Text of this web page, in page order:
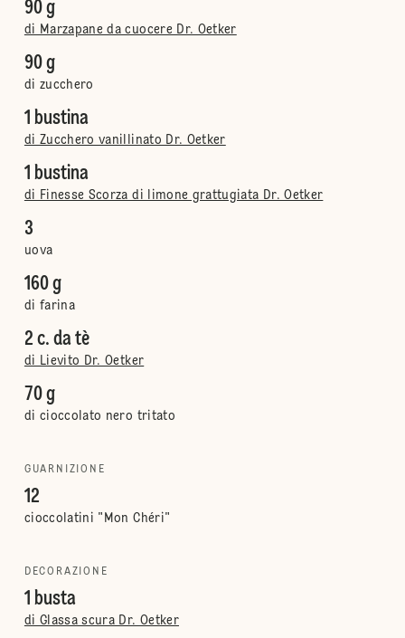
90 g
di Marzapane da cuocere Dr. Oetker
90 g
di zucchero
1 bustina
di Zucchero vanillinato Dr. Oetker
1 bustina
di Finesse Scorza di limone grattugiata Dr. Oetker
3
uova
160 g
di farina
2 c. da tè
di Lievito Dr. Oetker
70 g
di cioccolato nero tritato
GUARNIZIONE
12
cioccolatini "Mon Chéri"
DECORAZIONE
1 busta
di Glassa scura Dr. Oetker